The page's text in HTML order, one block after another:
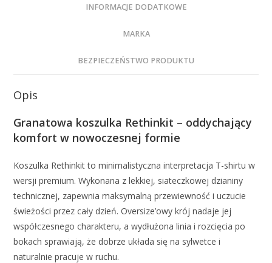
INFORMACJE DODATKOWE
MARKA
BEZPIECZEŃSTWO PRODUKTU
Opis
Granatowa koszulka Rethinkit – oddychający
komfort w nowoczesnej formie
Koszulka Rethinkit to minimalistyczna interpretacja T-shirtu w
wersji premium. Wykonana z lekkiej, siateczkowej dzianiny
technicznej, zapewnia maksymalną przewiewność i uczucie
świeżości przez cały dzień. Oversize’owy krój nadaje jej
współczesnego charakteru, a wydłużona linia i rozcięcia po
bokach sprawiają, że dobrze układa się na sylwetce i
naturalnie pracuje w ruchu.